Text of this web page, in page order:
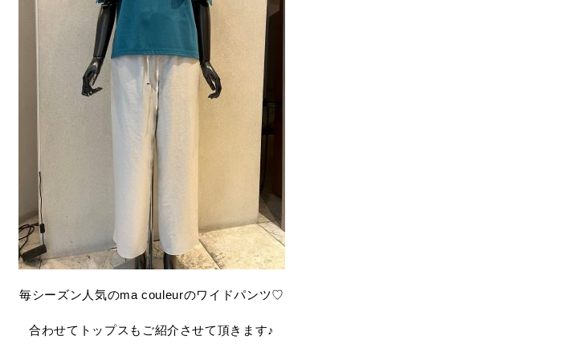
毎シーズン人気のma couleurのワイドパンツ♡
合わせてトップスもご紹介させて頂きます♪